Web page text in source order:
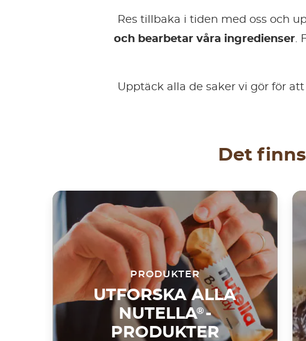
Res tillbaka i tiden med oss och
och bearbetar våra ingredienser.
Upptäck alla de saker vi gör för
Det
PRODUKTER
UTFORSKA ALLA
NUTELLA®-
PRODUKTER